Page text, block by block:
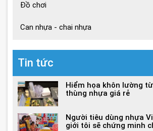
Đồ chơi
Can nhựa - chai nhựa
Tin tức
Hiểm họa khôn lường
thùng nhựa giá rẻ
Người tiêu dùng nhựa
giới tôi sẽ chứng minh